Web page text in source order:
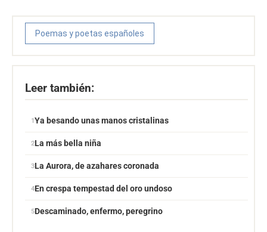
Poemas y poetas españoles
Leer también:
Ya besando unas manos cristalinas
La más bella niña
La Aurora, de azahares coronada
En crespa tempestad del oro undoso
Descaminado, enfermo, peregrino